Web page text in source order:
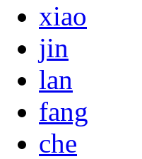
xiao
jin
lan
fang
che